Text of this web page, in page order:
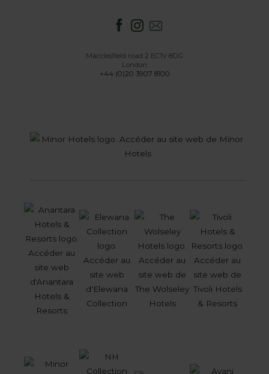
Macclesfield road 2 EC1V 8DG
London
+44 (0)20 3907 8100